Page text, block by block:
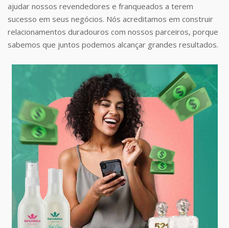
ajudar nossos revendedores e franqueados a terem
sucesso em seus negócios. Nós acreditamos em construir
relacionamentos duradouros com nossos parceiros, porque
sabemos que juntos podemos alcançar grandes resultados.